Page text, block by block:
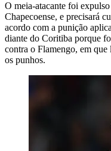
O meia-atacante foi
Chapecoense, e precisará
acordo com a punição
diante do Coritiba porque
contra o Flamengo, em que
os punhos.